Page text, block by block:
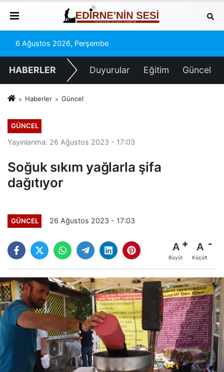
6 Ağustos 2026, Perşembe
HABERLER Duyurular Eğitim Güncel
Haberler Güncel
GÜNCEL
Yayınlanma: 26 Ağustos 2023 - 17:03
Soğuk sıkım yağlarla şifa
dağıtıyor
GÜNCEL 26 Ağustos 2023 - 17:03
A
Büyüt
A
Küçült